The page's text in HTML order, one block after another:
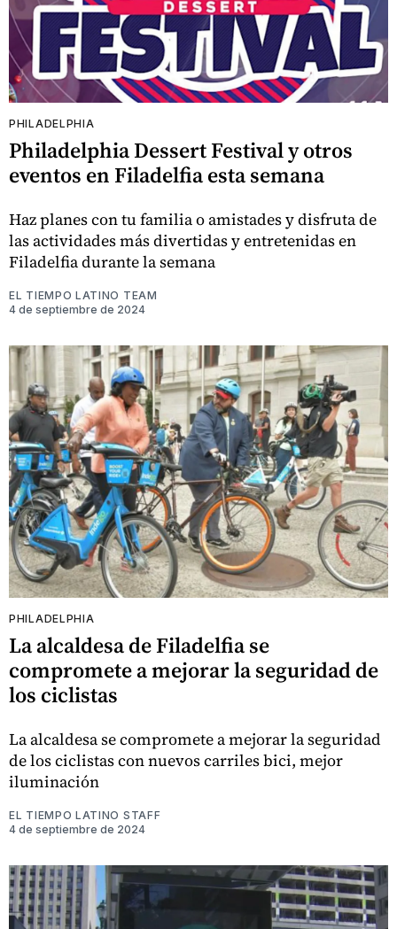
PHILADELPHIA
Philadelphia Dessert Festival y otros
eventos en Filadelfia esta semana
Haz planes con tu familia o amistades y disfruta de
las actividades más divertidas y entretenidas en
Filadelfia durante la semana
EL TIEMPO LATINO TEAM
4 de septiembre de 2024
PHILADELPHIA
La alcaldesa de Filadelfia se
compromete a mejorar la seguridad de
los ciclistas
La alcaldesa se compromete a mejorar la seguridad
de los ciclistas con nuevos carriles bici, mejor
iluminación
EL TIEMPO LATINO STAFF
4 de septiembre de 2024